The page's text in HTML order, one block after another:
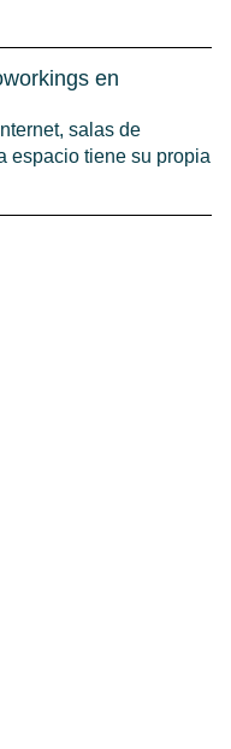
en
salas de
espacio tiene su propia